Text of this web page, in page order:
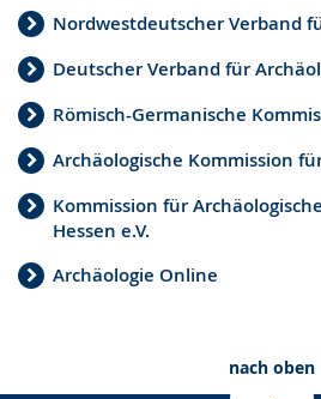
Nordwestdeutscher Verband
Deutscher Verband für
Römisch-Germanische
Archäologische Kommission
Kommission für
Hessen e.V.
Archäologie Online
nach oben